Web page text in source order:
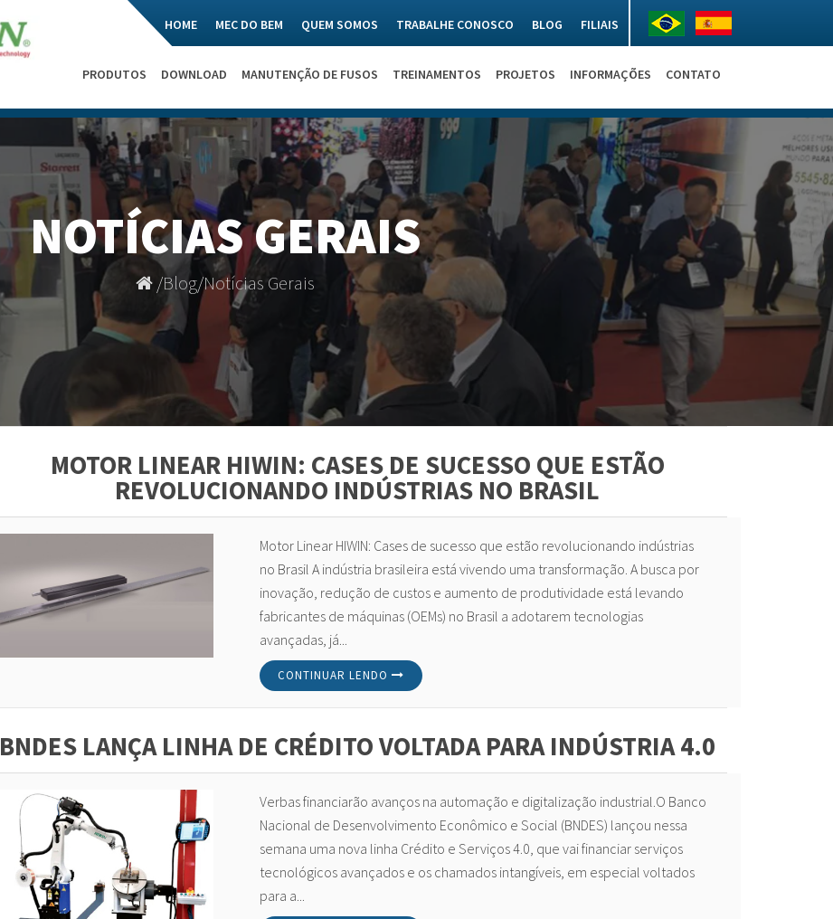
HOME MEC DO BEM QUEM SOMOS TRABALHE CONOSCO BLOG FILIAIS
PRODUTOS DOWNLOAD MANUTENÇÃO DE FUSOS TREINAMENTOS PROJETOS INFORMAÇÕES CONTATO
NOTÍCIAS GERAIS
/Blog/Notícias Gerais
MOTOR LINEAR HIWIN: CASES DE SUCESSO QUE ESTÃO
REVOLUCIONANDO INDÚSTRIAS NO BRASIL
Motor Linear HIWIN: Cases de sucesso que estão revolucionando indústrias
no Brasil A indústria brasileira está vivendo uma transformação. A busca por
inovação, redução de custos e aumento de produtividade está levando
fabricantes de máquinas (OEMs) no Brasil a adotarem tecnologias
avançadas, já...
CONTINUAR LENDO
BNDES LANÇA LINHA DE CRÉDITO VOLTADA PARA INDÚSTRIA 4.0
Verbas financiarão avanços na automação e digitalização industrial.O Banco
Nacional de Desenvolvimento Econômico e Social (BNDES) lançou nessa
semana uma nova linha Crédito e Serviços 4.0, que vai financiar serviços
tecnológicos avançados e os chamados intangíveis, em especial voltados
para a...